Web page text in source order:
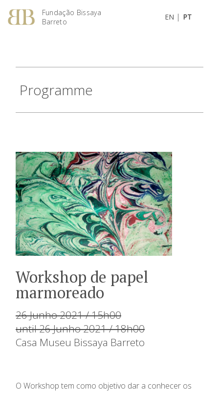
Fundação Bissaya
Barreto
EN | PT
Programme
Workshop de papel
marmoreado
26 Junho 2021 / 15h00
until 26 Junho 2021 / 18h00
Casa Museu Bissaya Barreto
O Workshop tem como objetivo dar a conhecer os